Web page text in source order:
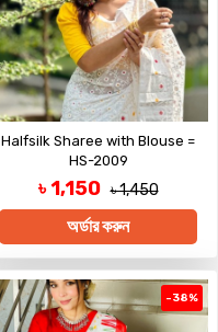
Halfsilk Sharee with Blouse =
HS-2009
৳ 1,150 ৳ 1,450
অর্ডার করুন
-38%